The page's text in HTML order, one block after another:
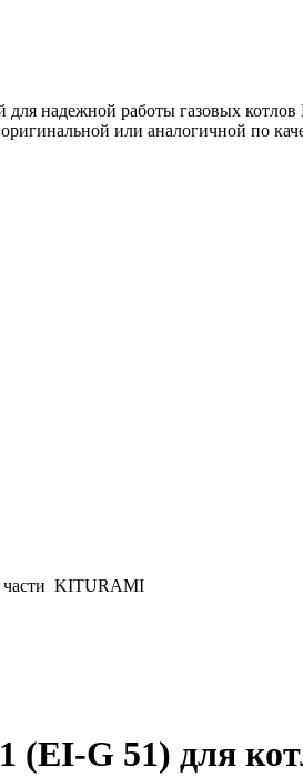
для надежной работы газовых
или аналогичной по
части KITURAMI
G 51) для